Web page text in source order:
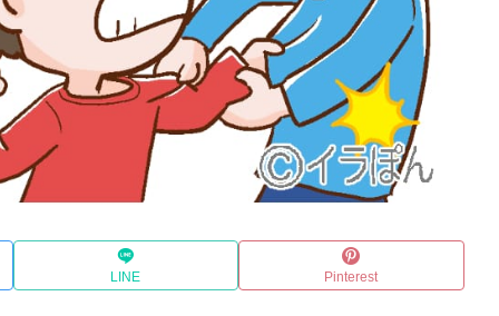
LINE Pinterest